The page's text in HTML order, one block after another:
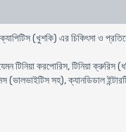
(খুশকি) এর চিকিৎসা ও
করপোরিস, টিনিয়া ক্রুরিস
সহ), ক্যানডিডাল